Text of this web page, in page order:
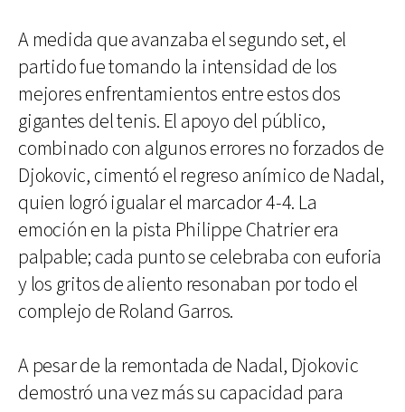
A medida que avanzaba el segundo set, el
partido fue tomando la intensidad de los
mejores enfrentamientos entre estos dos
gigantes del tenis. El apoyo del público,
combinado con algunos errores no forzados de
Djokovic, cimentó el regreso anímico de Nadal,
quien logró igualar el marcador 4-4. La
emoción en la pista Philippe Chatrier era
palpable; cada punto se celebraba con euforia
y los gritos de aliento resonaban por todo el
complejo de Roland Garros.
A pesar de la remontada de Nadal, Djokovic
demostró una vez más su capacidad para